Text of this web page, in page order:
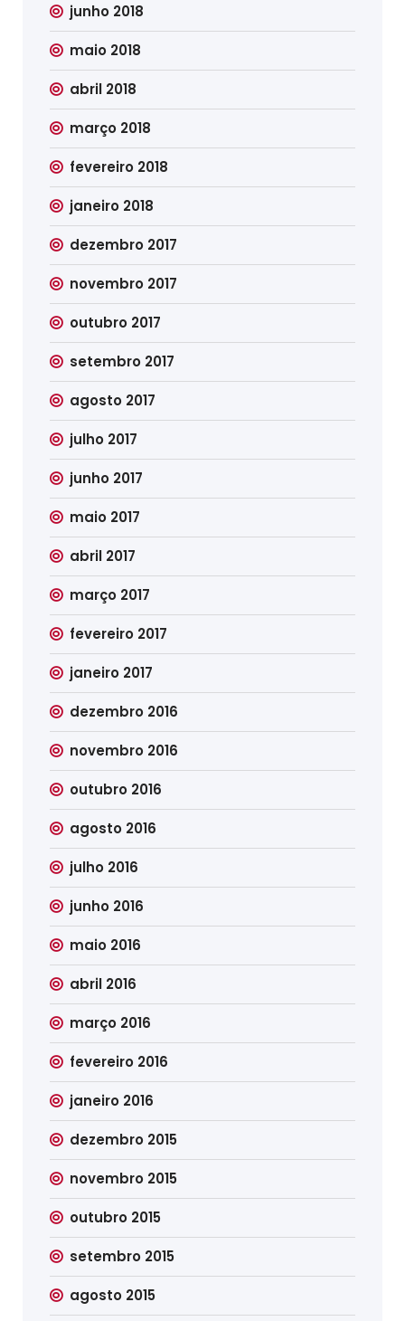
junho 2018
maio 2018
abril 2018
março 2018
fevereiro 2018
janeiro 2018
dezembro 2017
novembro 2017
outubro 2017
setembro 2017
agosto 2017
julho 2017
junho 2017
maio 2017
abril 2017
março 2017
fevereiro 2017
janeiro 2017
dezembro 2016
novembro 2016
outubro 2016
agosto 2016
julho 2016
junho 2016
maio 2016
abril 2016
março 2016
fevereiro 2016
janeiro 2016
dezembro 2015
novembro 2015
outubro 2015
setembro 2015
agosto 2015